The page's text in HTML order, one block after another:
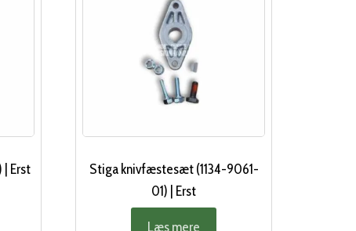
Erst
Stiga knivfæstesæt (1134-9061-
01) | Erst
Læs mere